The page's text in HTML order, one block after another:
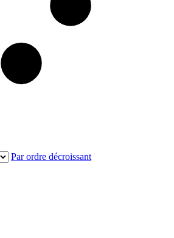
Par ordre décroissant